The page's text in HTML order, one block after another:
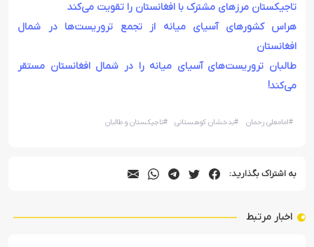
تاجیکستان مرزهای مشترک با افغانستان را تقویت می‌کند
هراس کشورهای آسیای میانه از تجمع تروریست‌ها در شمال
افغانستان
طالبان تروریست‌های آسیای میانه را در شمال افغانستان مستقر
می‌کند!
#امامعلی رحمان #بدخشان کوهستانی #تاجیکستان و طالبان
به اشتراک بگذارید:
اخبار مرتبط